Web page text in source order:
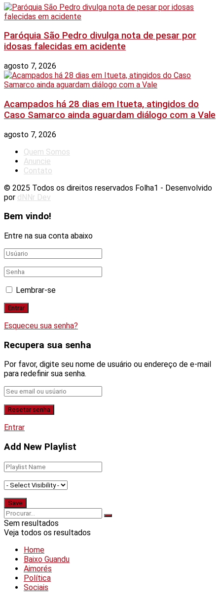
Paróquia São Pedro divulga nota de pesar por
idosas falecidas em acidente
agosto 7, 2026
Acampados há 28 dias em Itueta, atingidos do
Caso Samarco ainda aguardam diálogo com a Vale
agosto 7, 2026
Quem Somos
Anuncie
Contato
© 2025 Todos os direitos reservados Folha1 - Desenvolvido
por dNNr Dev
Bem vindo!
Entre na sua conta abaixo
Lembrar-se
Esqueceu sua senha?
Recupera sua senha
Por favor, digite seu nome de usuário ou endereço de e-mail
para redefinir sua senha.
Entrar
Add New Playlist
Sem resultados
Veja todos os resultados
Home
Baixo Guandu
Aimorés
Política
Sociais